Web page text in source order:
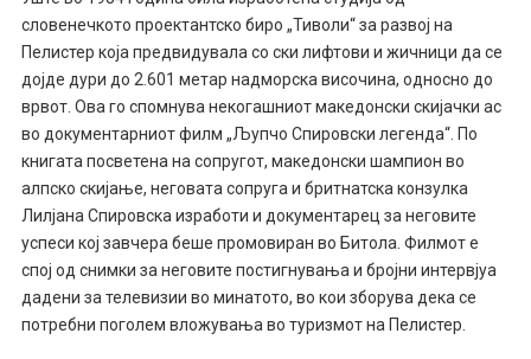
словенечкото проектантско биро „Тиволи“ за развој на
Пелистер која предвидувала со ски лифтови и жичници да се
дојде дури до 2.601 метар надморска височина, односно до
врвот. Ова го спомнува некогашниот македонски скијачки ас
во документарниот филм „Љупчо Спировски легенда“. По
книгата посветена на сопругот, македонски шампион во
алпско скијање, неговата сопруга и бритнатска конзулка
Лилјана Спировска изработи и документарец за неговите
успеси кој завчера беше промовиран во Битола. Филмот е
спој од снимки за неговите постигнувања и бројни интервјуа
дадени за телевизии во минатото, во кои зборува дека се
потребни поголем вложувања во туризмот на Пелистер.